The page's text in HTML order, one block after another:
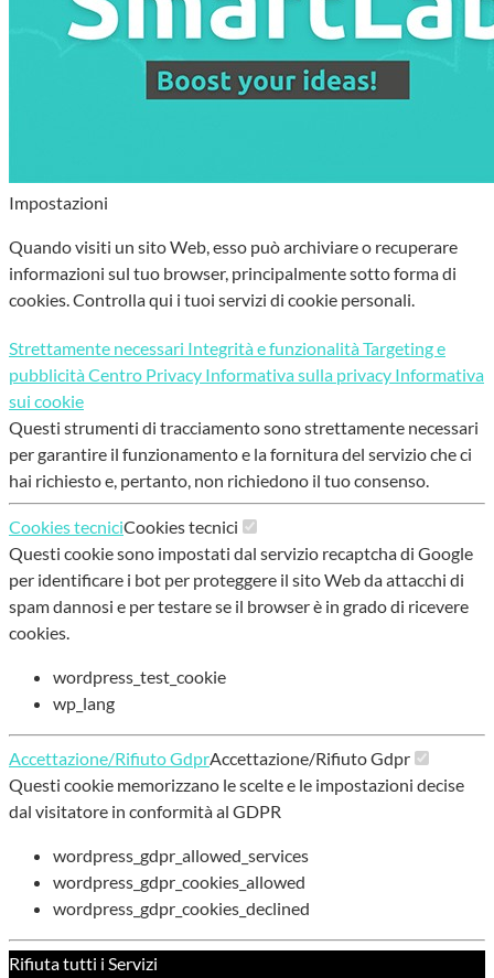
Impostazioni
Quando visiti un sito Web, esso può archiviare o recuperare
informazioni sul tuo browser, principalmente sotto forma di
cookies. Controlla qui i tuoi servizi di cookie personali.
Strettamente necessari Integrità e funzionalitàTargeting e
pubblicitàCentro Privacy Informativa sulla privacy Informativa
sui cookie
Questi strumenti di tracciamento sono strettamente necessari
per garantire il funzionamento e la fornitura del servizio che ci
hai richiesto e, pertanto, non richiedono il tuo consenso.
Cookies tecniciCookies tecnici
Questi cookie sono impostati dal servizio recaptcha di Google
per identificare i bot per proteggere il sito Web da attacchi di
spam dannosi e per testare se il browser è in grado di ricevere
cookies.
wordpress_test_cookie
wp_lang
Accettazione/Rifiuto GdprAccettazione/Rifiuto Gdpr
Questi cookie memorizzano le scelte e le impostazioni decise
dal visitatore in conformità al GDPR
wordpress_gdpr_allowed_services
wordpress_gdpr_cookies_allowed
wordpress_gdpr_cookies_declined
Rifiuta tutti i Servizi